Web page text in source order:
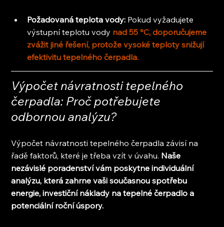
Požadovaná teplota vody: Pokud vyžadujete
výstupní teplotu vody nad 55 °C, doporučujeme
zvážit jiné řešení, protože vysoké teploty snižují
efektivitu tepelného čerpadla.
Výpočet návratnosti tepelného
čerpadla: Proč potřebujete
odbornou analýzu?
Výpočet návratnosti tepelného čerpadla závisí na
řadě faktorů, které je třeba vzít v úvahu. Naše
nezávislé poradenství vám poskytne individuální
analýzu, která zahrne vaši současnou spotřebu
energie, investiční náklady na tepelné čerpadlo a
potenciální roční úspory.